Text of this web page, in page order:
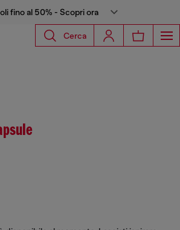
fino al 50% - Scopri ora
Cerca